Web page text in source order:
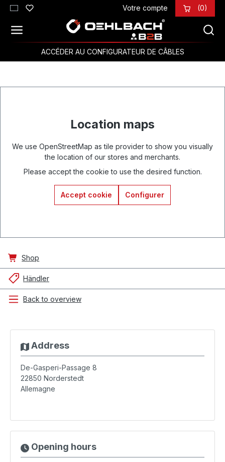
Passer au contenu principal Votre compte (0)
ACCÉDER AU CONFIGURATEUR DE CÂBLES
Location maps
We use OpenStreetMap as tile provider to show you visually
the location of our stores and merchants.
Please accept the cookie to use the desired function.
Accept cookie Configurer
Shop
Händler
Back to overview
Address
De-Gasperi-Passage 8
22850 Norderstedt
Allemagne
Opening hours